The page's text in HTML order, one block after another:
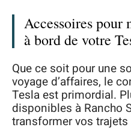
Accessoires
à bord de votre
Que ce soit pour une
voyage d’affaires, le
Tesla est primordial.
disponibles à Rancho
transformer vos